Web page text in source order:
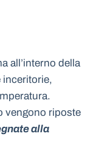
all’interno della
inceritorie,
vengono riposte
alla